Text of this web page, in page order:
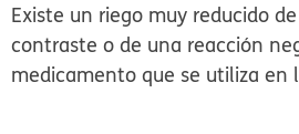
Existe un riego muy reducido
contraste o de una reacción
medicamento que se utiliza en